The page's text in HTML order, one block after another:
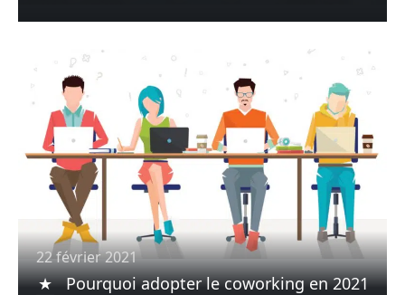
22 février 2021
Pourquoi adopter le coworking en 2021